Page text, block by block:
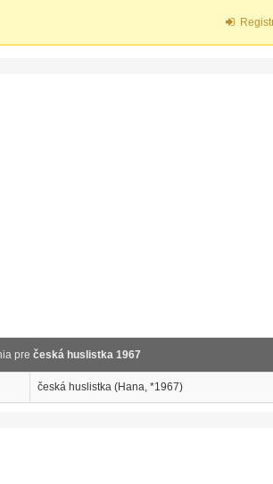
pre česká huslistka 1967
česká huslistka (Hana, *1967)